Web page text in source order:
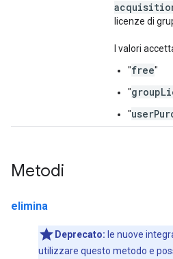
licenze di
I valori
"free"
"
"
Metodi
elimina
Deprecato: le nuove
utilizzare questo metodo e